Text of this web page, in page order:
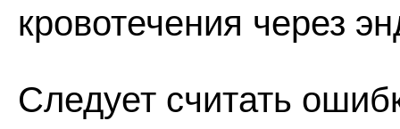
кровотечения через
Следует считать